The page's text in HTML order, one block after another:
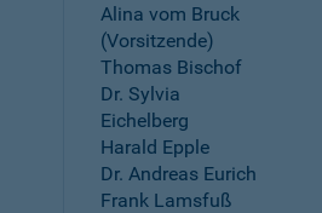
Alina vom Bruck
(Vorsitzende)
Thomas Bischof
Dr. Sylvia
Eichelberg
Harald Epple
Dr. Andreas Eurich
Frank Lamsfuß